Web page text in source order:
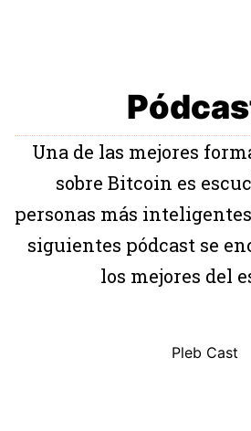
Una de las mejores
sobre Bitcoin es
personas más
siguientes pódcast se
los mejores del
Pleb Cast